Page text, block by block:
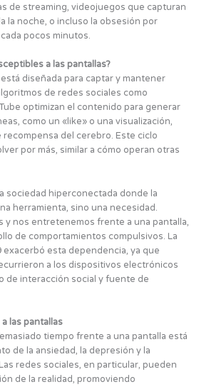
de streaming, videojuegos que capturan
la noche, o incluso la obsesión por
pocos minutos.
a las pantallas?
diseñada para captar y mantener
de redes sociales como
optimizan el contenido para generar
como un «like» o una visualización,
recompensa del cerebro. Este ciclo
por más, similar a cómo operan otras
sociedad hiperconectada donde la
herramienta, sino una necesidad.
y nos entretenemos frente a una pantalla,
de comportamientos compulsivos. La
exacerbó esta dependencia, ya que
a los dispositivos electrónicos
de interacción social y fuente de
las pantallas
tiempo frente a una pantalla está
de la ansiedad, la depresión y la
redes sociales, en particular, pueden
de la realidad, promoviendo